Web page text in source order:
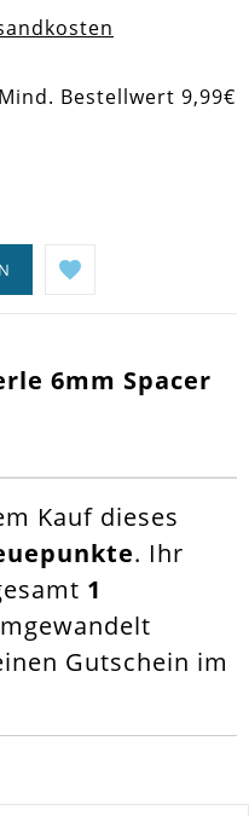
Bestellwert 9,99€
6mm Spacer
Kauf dieses
. Ihr
1
Gutschein im